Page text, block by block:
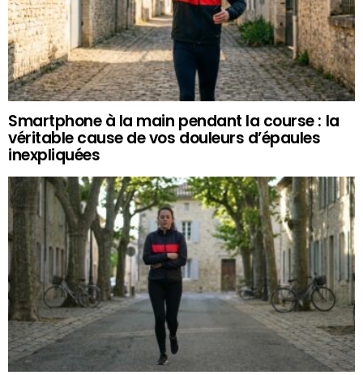
Smartphone à la main pendant la course : la
véritable cause de vos douleurs d’épaules
inexpliquées